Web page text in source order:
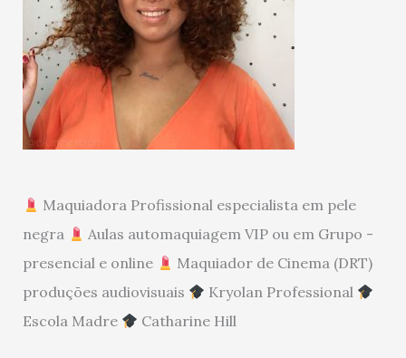
Maquiadora Profissional especialista em pele
negra
Aulas automaquiagem VIP ou em Grupo -
presencial e online
Maquiador de Cinema (DRT)
produções audiovisuais
Kryolan Professional
Escola Madre
Catharine Hill